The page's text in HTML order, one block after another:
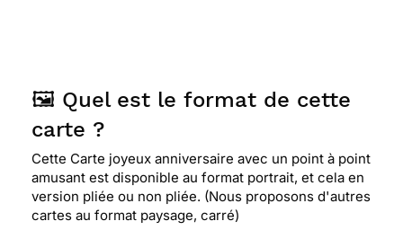
⭐⭐⭐⭐⭐ Le 27/03/2020 : Super pour envoyer aux
petits enfants et cela les occupent
⭐⭐⭐
Le 31/12/2017 : Pour l'exercice a faire,
🖼️ Quel est le format de cette
carte ?
Cette Carte joyeux anniversaire avec un point à point
amusant est disponible au format portrait, et cela en
version pliée ou non pliée. (Nous proposons d'autres
cartes au format paysage, carré)